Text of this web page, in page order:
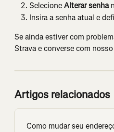
Selecione Alterar senha
Insira a senha atual e
Se ainda estiver com
Strava e converse com
Artigos relacionados
Como mudar seu